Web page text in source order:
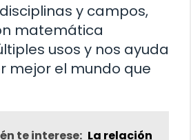
y campos,
matemática
usos y nos ayuda
mejor el mundo que
te interese: La relación